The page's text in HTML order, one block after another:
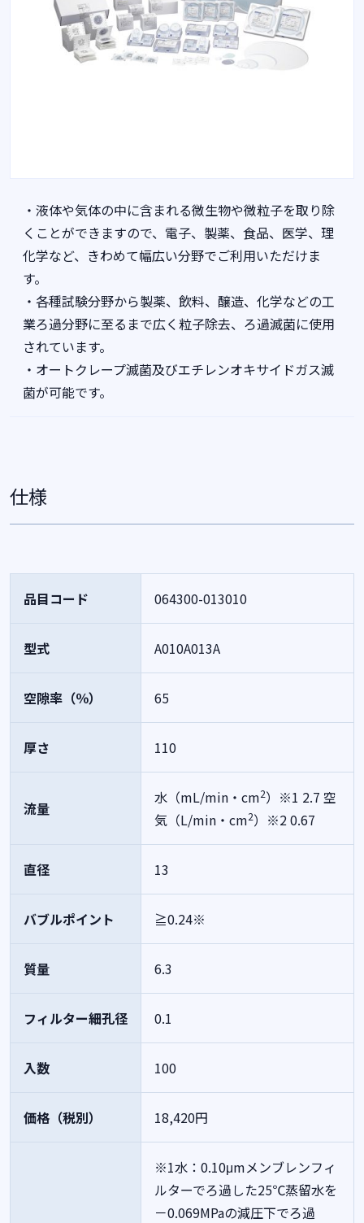
・液体や気体の中に含まれる微生物や微粒子を取り除
くことができますので、電子、製薬、食品、医学、理
化学など、きわめて幅広い分野でご利用いただけま
す。
・各種試験分野から製薬、飲料、醸造、化学などの工
業ろ過分野に至るまで広く粒子除去、ろ過滅菌に使用
されています。
・オートクレープ滅菌及びエチレンオキサイドガス滅
菌が可能です。
仕様
品目コード 064300-013010
型式 A010A013A
空隙率（％） 65
厚さ 110
流量
水（mL/min・cm2）※1 2.7 空
気（L/min・cm2）※2 0.67
直径 13
バブルポイント ≧0.24※
質量 6.3
フィルター細孔径 0.1
入数 100
価格（税別） 18,420円
※1水：0.10μmメンブレンフィ
ルターでろ過した25℃蒸留水を
－0.069MPaの減圧下でろ過